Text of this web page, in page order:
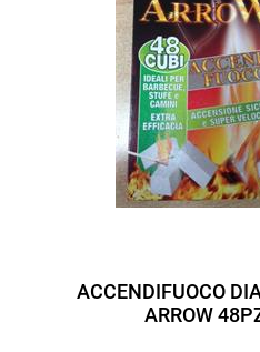
ACCENDIFUOCO
ARROW